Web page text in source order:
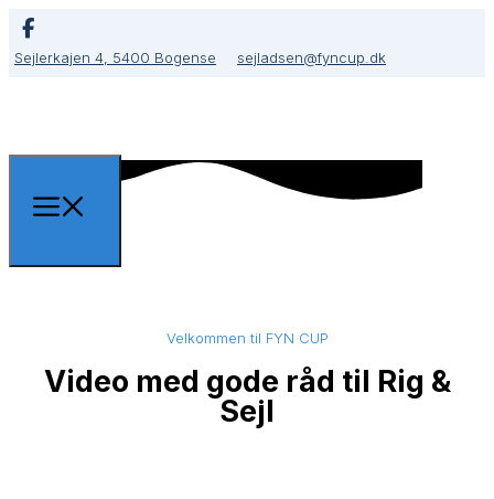
Sejlerkajen 4, 5400 Bogense sejladsen@fyncup.dk
Velkommen til FYN CUP
Video med gode råd til Rig &
Sejl